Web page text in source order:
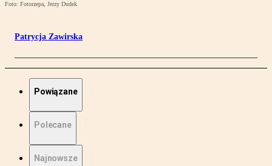
Foto: Fotorzepa, Jerzy Dudek
Patrycja Zawirska
Powiązane
Polecane
Najnowsze